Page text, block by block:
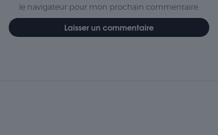
le navigateur pour mon prochain commentaire.